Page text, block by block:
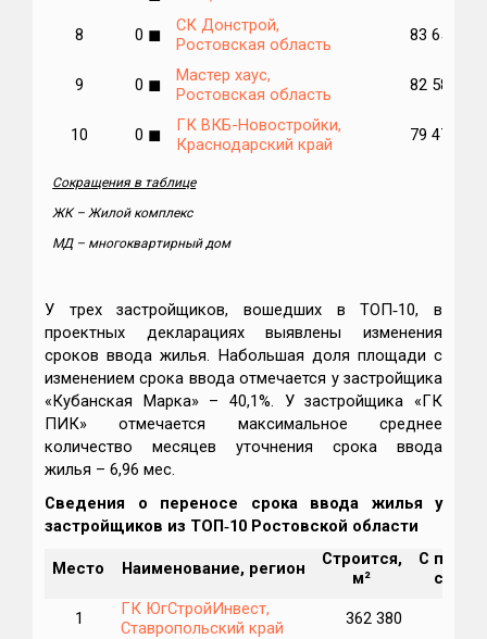
8 0 ◼
СК Донстрой,
Ростовская область
83 650
9 0 ◼
Мастер хаус,
Ростовская область
82 585
10 0 ◼
ГК ВКБ-Новостройки,
Краснодарский край
79 474
Сокращения в таблице
ЖК – Жилой комплекс
МД – многоквартирный дом
У трех застройщиков, вошедших в ТОП‑10, в
проектных декларациях выявлены изменения
сроков ввода жилья. Набольшая доля площади с
изменением срока ввода отмечается у застройщика
«Кубанская Марка» – 40,1%. У застройщика «ГК
ПИК» отмечается максимальное среднее
количество месяцев уточнения срока ввода
жилья – 6,96 мес.
Сведения о переносе срока ввода жилья у
застройщиков из ТОП‑10 Ростовской области
Место Наименование, регион
Строится,
м²
С
1
ГК ЮгСтройИнвест,
Ставропольский край
362 380